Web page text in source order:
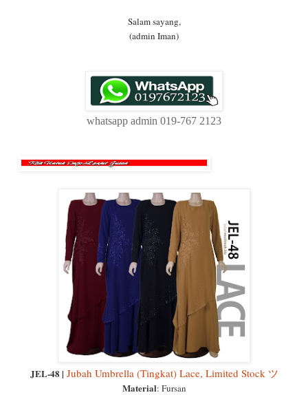
Salam sayang,
(admin Iman)
whatsapp admin 019-767 2123
JEL-48 | Jubah Umbrella (Tingkat) Lace, Limited Stock ツ
Material: Fursan